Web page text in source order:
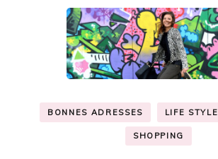
BONNES ADRESSES LIFE STYLE
SHOPPING